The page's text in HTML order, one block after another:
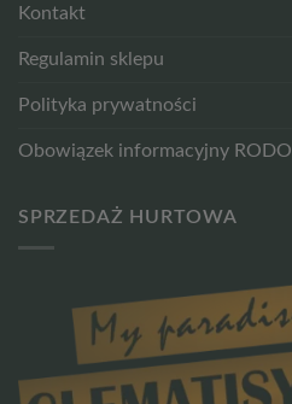
Kontakt
Regulamin sklepu
Polityka prywatności
Obowiązek informacyjny RODO
SPRZEDAŻ HURTOWA